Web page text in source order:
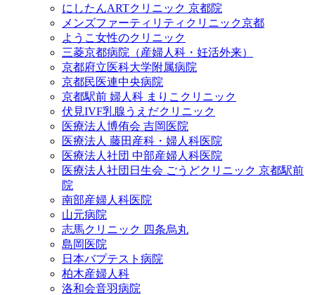
にしたんARTクリニック 京都院
メンズファーティリティクリニック京都
ようこ女性のクリニック
三菱京都病院（産婦人科・妊活外来）
京都府立医科大学附属病院
京都民医連中央病院
京都駅前 婦人科 まりこクリニック
伏見IVF乳腺うえだクリニック
医療法人博侑会 吉岡医院
医療法人 藤田産科・婦人科医院
医療法人社団 中部産婦人科医院
医療法人社団日生会 ごうどクリニック 京都駅前
院
南部産婦人科医院
山元病院
志馬クリニック 四条烏丸
島岡医院
日本バプテスト病院
柏木産婦人科
洛和会音羽病院